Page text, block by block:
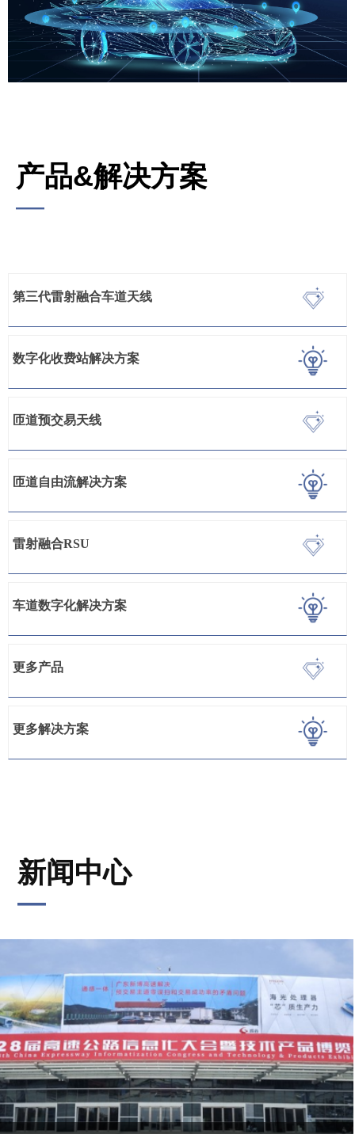
新闻中心
—
匝道自由流解决方案
第三代雷射融合车道天线
数字化收费站解决方案
匝道预交易天线
雷射融合RSU
车道数字化解决方案
更多产品
更多解决方案
产品&解决方案
—